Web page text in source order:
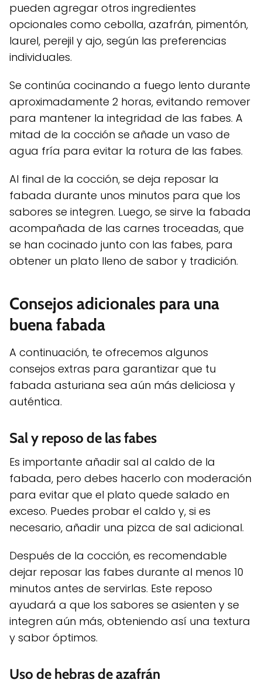
pueden agregar otros ingredientes
opcionales como cebolla, azafrán, pimentón,
laurel, perejil y ajo, según las preferencias
individuales.
Se continúa cocinando a fuego lento durante
aproximadamente 2 horas, evitando remover
para mantener la integridad de las fabes. A
mitad de la cocción se añade un vaso de
agua fría para evitar la rotura de las fabes.
Al final de la cocción, se deja reposar la
fabada durante unos minutos para que los
sabores se integren. Luego, se sirve la fabada
acompañada de las carnes troceadas, que
se han cocinado junto con las fabes, para
obtener un plato lleno de sabor y tradición.
Consejos adicionales para una
buena fabada
A continuación, te ofrecemos algunos
consejos extras para garantizar que tu
fabada asturiana sea aún más deliciosa y
auténtica.
Sal y reposo de las fabes
Es importante añadir sal al caldo de la
fabada, pero debes hacerlo con moderación
para evitar que el plato quede salado en
exceso. Puedes probar el caldo y, si es
necesario, añadir una pizca de sal adicional.
Después de la cocción, es recomendable
dejar reposar las fabes durante al menos 10
minutos antes de servirlas. Este reposo
ayudará a que los sabores se asienten y se
integren aún más, obteniendo así una textura
y sabor óptimos.
Uso de hebras de azafrán